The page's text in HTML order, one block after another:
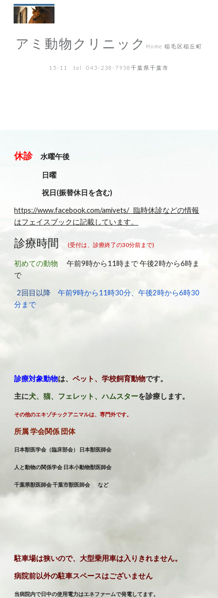
Skip to main content
アミ動物クリニック Home 稲毛区稲丘町
15-11   tel  043-238-7958千葉県千葉市
休診
    水曜午後
                   日曜
                   祝日(振替休日を含む)
https://www.facebook.com/amivets/   臨時休診などの情報
はフェイスブックに記載しています。
診療時間 (受付は、診療終了の30分前まで)
初めての動物
      午前9時から11時まで 午後2時から6時ま
で
2回目以降
午前9時から11時30分、午後2時から6時30
分まで
診療対象動物は、ペット、学校飼育動物です。
主に犬、猫、フェレット、ハムスターを診療します。
その他のエキゾチックアニマルは、専門外です。
所属 学会関係 団体
日本獣医学会（臨床部会） 日本獣医師会
人と動物の関係学会 日本小動物獣医師会
千葉県獣医師会 千葉市獣医師会        など
駐車場は狭いので、大型乗用車は入りきれません。
病院前以外の駐車スペースはございません
当病院内で日中の使用電力はエネファームで発電してます。